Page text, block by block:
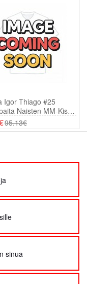
Igor Thiago #25
Naisten MM-Kisat
95.13€
sinua